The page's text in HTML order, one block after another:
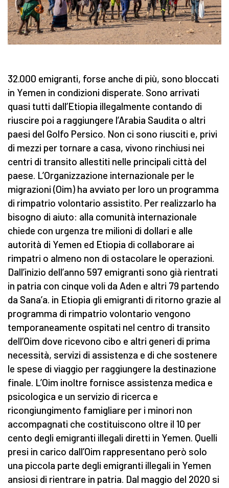
32.000 emigranti, forse anche di più, sono bloccati
in Yemen in condizioni disperate. Sono arrivati
quasi tutti dall’Etiopia illegalmente contando di
riuscire poi a raggiungere l’Arabia Saudita o altri
paesi del Golfo Persico. Non ci sono riusciti e, privi
di mezzi per tornare a casa, vivono rinchiusi nei
centri di transito allestiti nelle principali città del
paese. L’Organizzazione internazionale per le
migrazioni (Oim) ha avviato per loro un programma
di rimpatrio volontario assistito. Per realizzarlo ha
bisogno di aiuto: alla comunità internazionale
chiede con urgenza tre milioni di dollari e alle
autorità di Yemen ed Etiopia di collaborare ai
rimpatri o almeno non di ostacolare le operazioni.
Dall’inizio dell’anno 597 emigranti sono già rientrati
in patria con cinque voli da Aden e altri 79 partendo
da Sana’a. in Etiopia gli emigranti di ritorno grazie al
programma di rimpatrio volontario vengono
temporaneamente ospitati nel centro di transito
dell’Oim dove ricevono cibo e altri generi di prima
necessità, servizi di assistenza e di che sostenere
le spese di viaggio per raggiungere la destinazione
finale. L’Oim inoltre fornisce assistenza medica e
psicologica e un servizio di ricerca e
ricongiungimento famigliare per i minori non
accompagnati che costituiscono oltre il 10 per
cento degli emigranti illegali diretti in Yemen. Quelli
presi in carico dall’Oim rappresentano però solo
una piccola parte degli emigranti illegali in Yemen
ansiosi di rientrare in patria. Dal maggio del 2020 si